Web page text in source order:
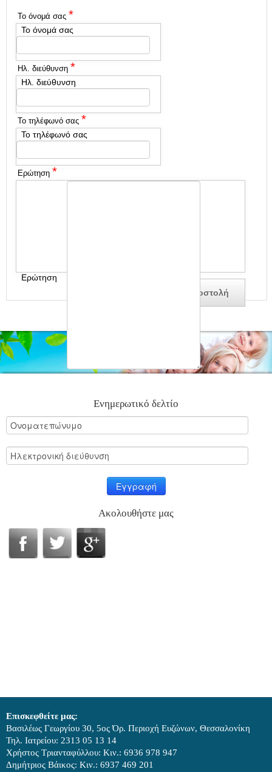
Το όνομά σας *
Το όνομά σας
Ηλ. διεύθυνση *
Ηλ. διεύθυνση
Το τηλέφωνό σας *
Το τηλέφωνό σας
Ερώτηση *
Ερώτηση
Ενημερωτικό δελτίο
Ακολουθήστε μας
Επισκεφθείτε μας:
Βασιλέως Γεωργίου 30, 5ος Όρ. Περιοχή Ευζώνων, Θεσσαλονίκη
Τηλ. Ιατρείου: 2313 05 13 14
Χρήστος Τριανταφύλλου: Κιν.: 6936 978 947
Δημήτριος Βάικος: Κιν.: 6937 469 201